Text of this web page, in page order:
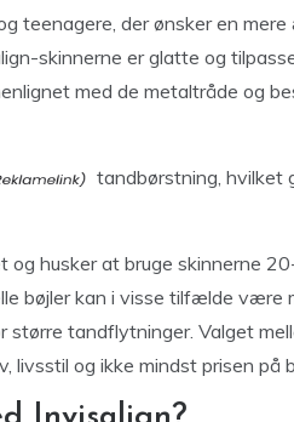
teenagere, der ønsker en
skinnerne er glatte og
med de metaltråde og
tandbørstning, hvilket
husker at bruge skinnerne
bøjler kan i visse tilfælde være
større tandflytninger. Valget
og ikke mindst prisen på